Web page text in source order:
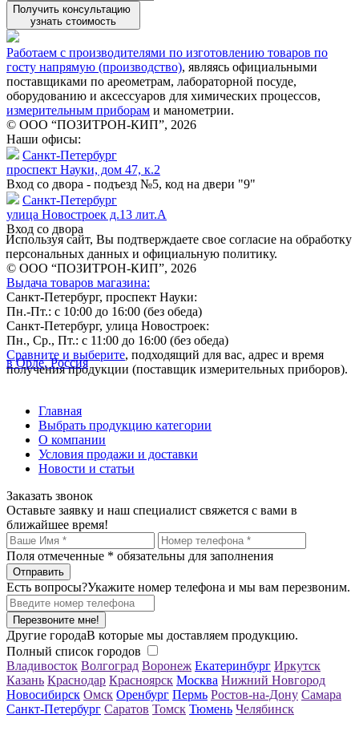
Получить консультацию
узнать стоимость
Работаем с производителями по изготовлению товаров по
госту напрямую (производство), являясь официальными
поставщиками по ареометрам, лабораторной посуде,
оборудованию и аксессуаров для химических процессов,
измерительным приборам и манометрии.
© ООО “ПОЗИТРОН-КИП”, 2026
Наши офисы:
Санкт-Петербург
проспект Науки, дом 47, к.2
Вход со двора - подъезд №5, код на двери "9"
Санкт-Петербург
улица Новостроек д.13 лит.А
Вход со двора
Используя сайт, Вы подтверждаете свое согласие на обработку
персональных данных и официальную политику.
© ООО “ПОЗИТРОН-КИП”, 2026
Выдача товаров магазина:
Санкт-Петербург, проспект Науки:
Пн.-Пт.: с 10:00 до 16:00 (без обеда)
Санкт-Петербург, улица Новостроек:
Пн., Ср., Пт.: с 11:00 до 16:00 (без обеда)
Сравните и выберите, подходящий для вас, адрес и время
получения продукции (поставщик измерительных приборов).
в Орле, Россия
Главная
Выбрать продукцию категории
О компании
Условия продажи и доставки
Новости и статьи
Заказать звонок
Оставьте заявку и наш специалист свяжется с вами в
ближайшее время!
Поля отмеченные * обязательны для заполнения
Есть вопросы?Укажите номер телефона и мы вам перезвоним.
Перезвоните мне!
Другие городаВ которые мы доставляем продукцию.
Полный список городов
Владивосток Волгоград Воронеж Екатеринбург Иркутск
Казань Краснодар Красноярск Москва Нижний Новгород
Новосибирск Омск Оренбург Пермь Ростов-на-Дону Самара
Санкт-Петербург Саратов Томск Тюмень Челябинск